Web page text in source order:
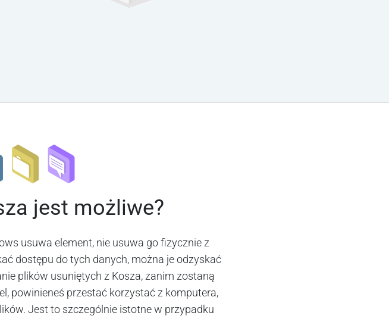
jest możliwe?
usuwa element, nie usuwa go fizycznie z
dostępu do tych danych, można je odzyskać
plików usuniętych z Kosza, zanim zostaną
powinieneś przestać korzystać z komputera,
Jest to szczególnie istotne w przypadku